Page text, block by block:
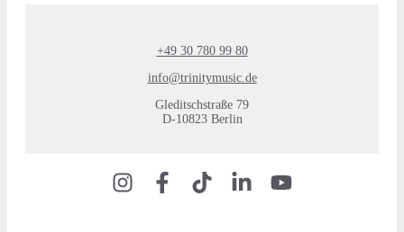
+49 30 780 99 80
info@trinitymusic.de
Gleditschstraße 79
D-10823 Berlin